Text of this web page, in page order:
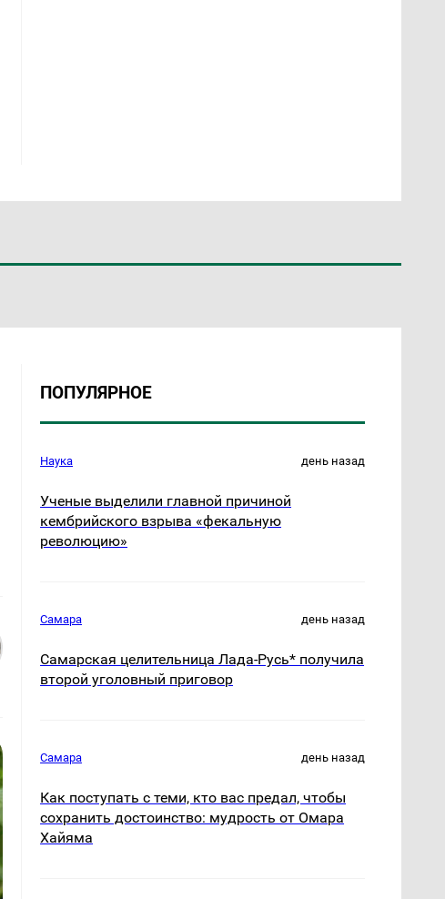
ПОПУЛЯРНОЕ
Наука день назад
Ученые выделили главной причиной
кембрийского взрыва «фекальную
революцию»
Самара день назад
Самарская целительница Лада-Русь* получила
второй уголовный приговор
Самара день назад
Как поступать с теми, кто вас предал, чтобы
сохранить достоинство: мудрость от Омара
Хайяма